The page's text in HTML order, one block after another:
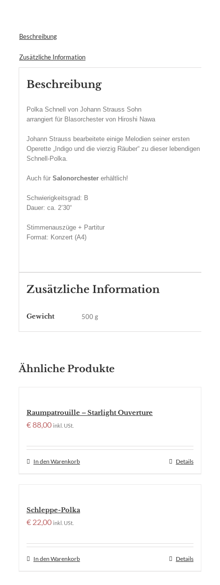
Beschreibung
Zusätzliche Information
Beschreibung
Polka Schnell von Johann Strauss Sohn
arrangiert für Blasorchester von Hiroshi Nawa
Johann Strauss bearbeitete einige Melodien seiner ersten
Operette „Indigo und die vierzig Räuber“ zu dieser lebendigen
Schnell-Polka.
Auch für Salonorchestererhältlich!
Schwierigkeitsgrad: B
Dauer: ca. 2’30“
Stimmenauszüge + Partitur
Format: Konzert (A4)
Zusätzliche Information
Gewicht 500 g
Ähnliche Produkte
Raumpatrouille – Starlight Ouverture
€88,00 inkl. USt.
In den Warenkorb Details
Schleppe-Polka
€ 22,00 inkl. USt.
In den Warenkorb Details